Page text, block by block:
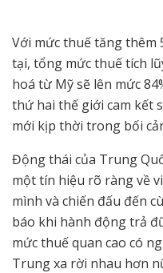
Với mức thuế tăng thêm
tại, tổng mức thuế tích
hoá từ Mỹ sẽ lên mức
thứ hai thế giới cam kết
mới kịp thời trong bối
Động thái của Trung
một tín hiệu rõ ràng về
mình và chiến đấu đến
báo khi hành động trả
mức thuế quan cao có
Trung xa rời nhau hơn